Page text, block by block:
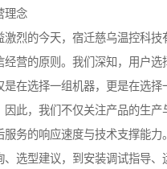
理念
激烈的今天，宿迁慈乌温控科技
经营的原则。我们深知，用户选
是在选择一组机器，更是在选择
因此，我们不仅关注产品的生产
务的响应速度与技术支撑能力。
、选型建议，到安装调试指导、